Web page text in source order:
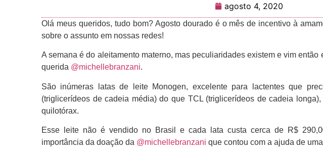
agosto 4, 2020
Olá meus queridos, tudo bom? Agosto dourado é o mês de incentivo à
sobre o assunto em nossas redes!
A semana é do aleitamento materno, mas peculiaridades existem e vim
querida @michellebranzani.
São inúmeras latas de leite Monogen, excelente para lactentes que
(triglicerídeos de cadeia média) do que TCL (triglicerídeos de cadeia
quilotórax.
Esse leite não é vendido no Brasil e cada lata custa cerca de R$
importância da doação da @michellebranzani que contou com a ajuda de